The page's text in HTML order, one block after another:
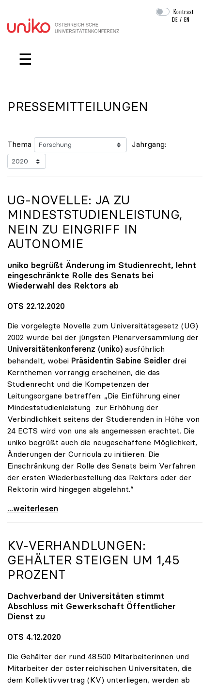
Navigation überspringen
Kontrast
DE /EN
☰
PRESSEMITTEILUNGEN
Thema Jahrgang:
UG-NOVELLE: JA ZU
MINDESTSTUDIENLEISTUNG,
NEIN ZU EINGRIFF IN
AUTONOMIE
uniko begrüßt Änderung im Studienrecht, lehnt
eingeschränkte Rolle des Senats bei
Wiederwahl des Rektors ab
OTS 22.12.2020
Die vorgelegte Novelle zum Universitätsgesetz (UG)
2002 wurde bei der jüngsten Plenarversammlung der
Universitätenkonferenz (uniko) ausführlich
behandelt, wobei Präsidentin Sabine Seidler drei
Kernthemen vorrangig erscheinen, die das
Studienrecht und die Kompetenzen der
Leitungsorgane betreffen: „Die Einführung einer
Mindeststudienleistung zur Erhöhung der
Verbindlichkeit seitens der Studierenden in Höhe von
24 ECTS wird von uns als angemessen erachtet. Die
uniko begrüßt auch die neugeschaffene Möglichkeit,
Änderungen der Curricula zu initiieren. Die
Einschränkung der Rolle des Senats beim Verfahren
der ersten Wiederbestellung des Rektors oder der
Rektorin wird hingegen abgelehnt.“
UG-Novelle: Ja zu Mindeststudienleistung, nein zu
...weiterlesen
KV-VERHANDLUNGEN:
GEHÄLTER STEIGEN UM 1,45
PROZENT
Dachverband der Universitäten stimmt
Abschluss mit Gewerkschaft Öffentlicher
Dienst zu
OTS 4.12.2020
Die Gehälter der rund 48.500 Mitarbeiterinnen und
Mitarbeiter der österreichischen Universitäten, die
dem Kollektivvertrag (KV) unterliegen, werden ab